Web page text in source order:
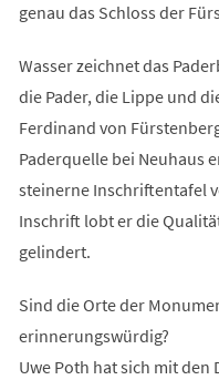
genau das Schloss der
Wasser zeichnet das
die Pader, die Lippe und
Ferdinand von
Paderquelle bei Neuhaus
steinerne Inschriftentafel
Inschrift lobt er die
gelindert.
Sind die Orte der
erinnerungswürdig?
Uwe Poth hat sich mit